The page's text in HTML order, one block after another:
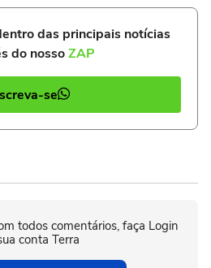
das principais notícias
do nossoZAP
se
todos comentários, faça Login
conta Terra